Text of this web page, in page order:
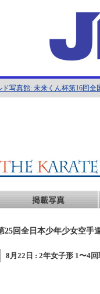
ド写真館: 未来くん杯第16回
25回全日本少年少女空手
8月22日 : 2年女子形 1〜4